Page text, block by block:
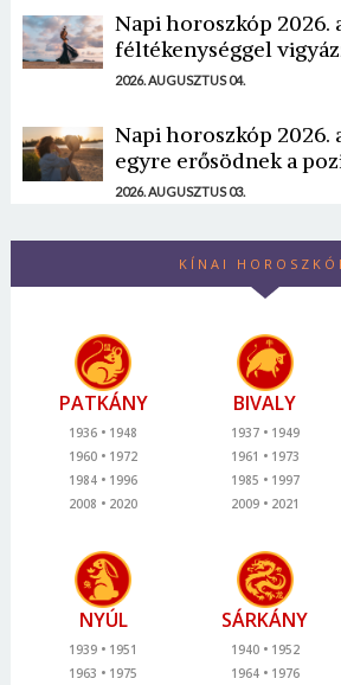
Napi horoszkóp 2026.
féltékenységgel
2026. AUGUSZTUS 04.
Napi horoszkóp 2026.
egyre erősödnek a
2026. AUGUSZTUS 03.
KÍNAI
PATKÁNY
1936
1948
1960
1972
1984
1996
2008
2020
BIVALY
1937
1949
1961
1973
1985
1997
2009
2021
NYÚL
1939
1951
1963
1975
SÁRKÁNY
1940
1952
1964
1976